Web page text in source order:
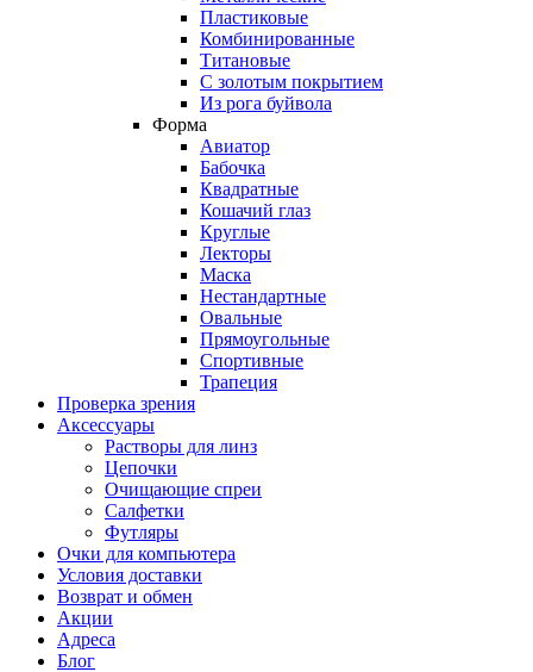
Пластиковые
Комбинированные
Титановые
С золотым покрытием
Из рога буйвола
Форма
Авиатор
Бабочка
Квадратные
Кошачий глаз
Круглые
Лекторы
Маска
Нестандартные
Овальные
Прямоугольные
Спортивные
Трапеция
Проверка зрения
Аксессуары
Растворы для линз
Цепочки
Очищающие спреи
Салфетки
Футляры
Очки для компьютера
Условия доставки
Возврат и обмен
Акции
Адреса
Блог